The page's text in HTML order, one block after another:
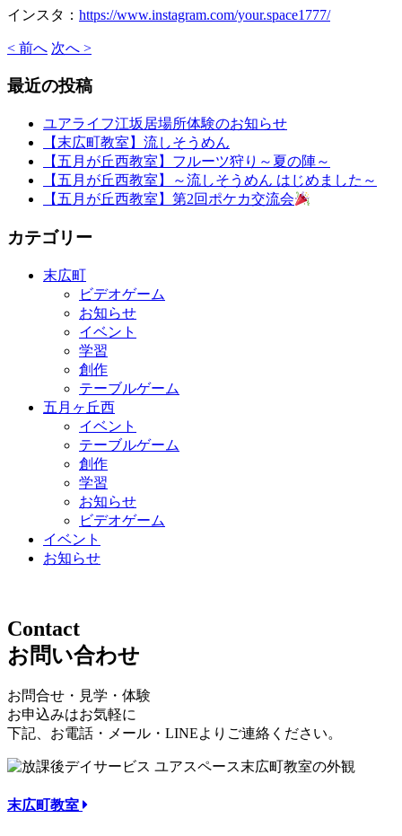
インスタ： https://www.instagram.com/your.space1777/
< 前へ 次へ >
最近の投稿
ユアライフ江坂居場所体験のお知らせ
【末広町教室】流しそうめん
【五月が丘西教室】フルーツ狩り～夏の陣～
【五月が丘西教室】～流しそうめん はじめました～
【五月が丘西教室】第2回ポケカ交流会
カテゴリー
末広町
ビデオゲーム
お知らせ
イベント
学習
創作
テーブルゲーム
五月ヶ丘西
イベント
テーブルゲーム
創作
学習
お知らせ
ビデオゲーム
イベント
お知らせ
Contact
お問い合わせ
お問合せ・見学・体験
お申込みはお気軽に
下記、お電話・メール・LINEよりご連絡ください。
末広町教室